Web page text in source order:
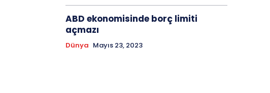
ABD ekonomisinde borç limiti
açmazı
Dünya Mayıs 23, 2023